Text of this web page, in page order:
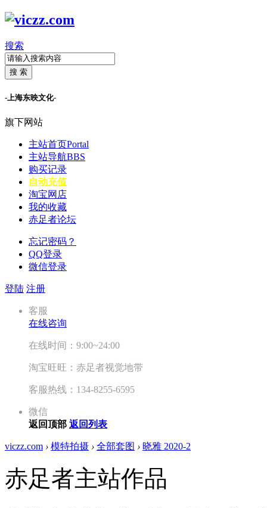
搜索
搜 索
-上海东映文化-
旗下网站
主站首页Portal
主站导航BBS
购买记录
自动充值
淘宝网店
我的收藏
赤足者论坛
忘记密码？
QQ登录
微信登录
登陆 注册
客服
在线咨询
在线时间：9:00~24:00
淘宝旺旺：赤足者视觉地带
客服热线：134-8255-6595
微信
返回顶部 返回列表
viczz.com › 模特拍摄 › 全部套图 › 晓雅 2020-2
赤足者主站作品